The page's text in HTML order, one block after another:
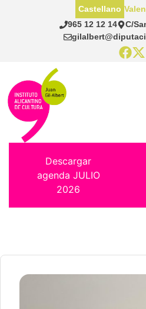
965 12 12 14
C/
Castellano
Descargar
agenda JULIO
2026